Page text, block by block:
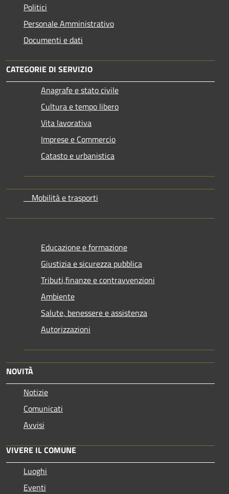
Politici
Personale Amministrativo
Documenti e dati
CATEGORIE DI SERVIZIO
Anagrafe e stato civile
Cultura e tempo libero
Vita lavorativa
Imprese e Commercio
Catasto e urbanistica
Mobilità e trasporti
Educazione e formazione
Giustizia e sicurezza pubblica
Tributi,finanze e contravvenzioni
Ambiente
Salute, benessere e assistenza
Autorizzazioni
NOVITÀ
Notizie
Comunicati
Avvisi
VIVERE IL COMUNE
Luoghi
Eventi